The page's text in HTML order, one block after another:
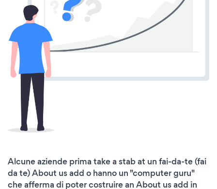
Alcune aziende prima take a stab at un fai-da-te (fai
da te) About us add o hanno un "computer guru"
che afferma di poter costruire an About us add in